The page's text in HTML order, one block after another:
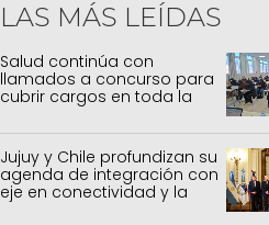
LAS MÁS LEÍDAS
Salud continúa con
llamados a concurso para
cubrir cargos en toda la
Jujuy y Chile profundizan su
agenda de integración con
eje en conectividad y la
mejora del Paso de Jama